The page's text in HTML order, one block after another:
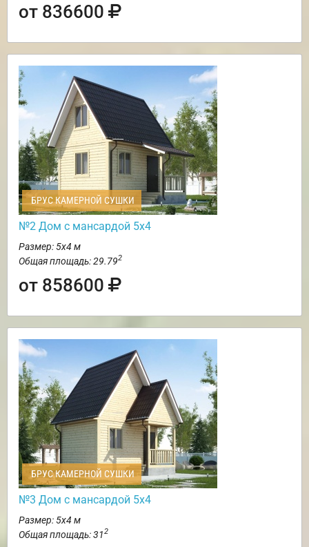
от 836600
БРУС КАМЕРНОЙ СУШКИ
№2 Дом с мансардой 5х4
Размер: 5х4 м
Общая площадь: 29.792
от 858600
БРУС КАМЕРНОЙ СУШКИ
№3 Дом с мансардой 5х4
Размер: 5х4 м
Общая площадь: 312